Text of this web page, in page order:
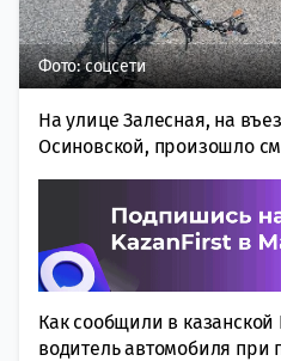
Фото: соцсети
На улице Залесная, на
Осиновской, произошло
Как сообщили в казанской
водитель автомобиля при